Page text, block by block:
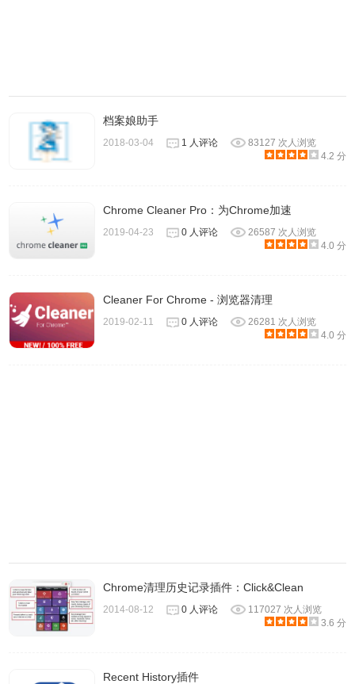
3.安装时会跳出推荐一并安装Click&Clean检查你的隐私设
至最完整分别是：Easy、Medium、Hard，还有一个自订性
较高的开发人员选项，选择后就会自动勾选该层级会清除的
档案娘助手
2018-03-04 1 人评论
83127 次人浏览
4.2 分
Chrome Cleaner Pro：为Chrome加速
2019-04-23 0 人评论
26587 次人浏览
4.0 分
Cleaner For Chrome - 浏览器清理
2019-02-11 0 人评论
26281 次人浏览
4.0 分
Chrome清理历史记录插件：Click&Clean
2014-08-12 0 人评论
117027 次人浏览
3.6 分
Recent History插件